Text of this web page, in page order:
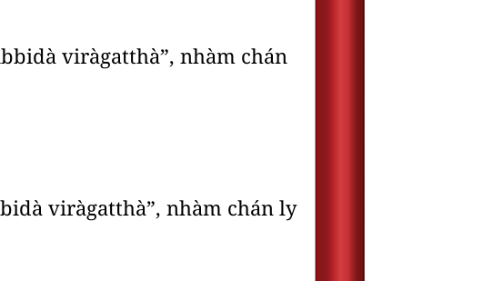
viràgatthà”, nhàm chán
viràgatthà”, nhàm chán ly